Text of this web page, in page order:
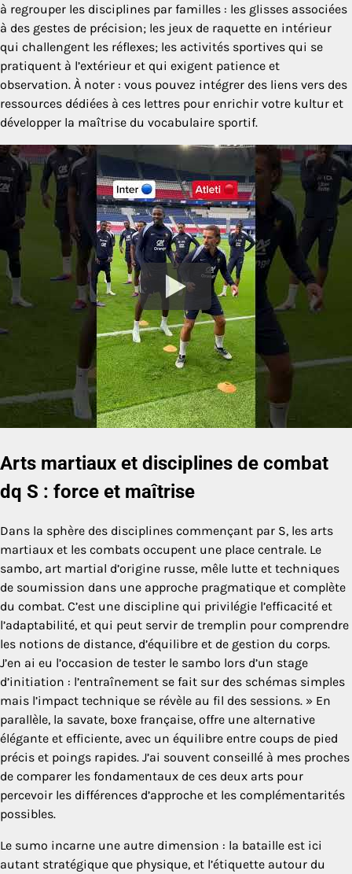
à regrouper les disciplines par familles : les glisses associées
à des gestes de précision; les jeux de raquette en intérieur
qui challengent les réflexes; les activités sportives qui se
pratiquent à l’extérieur et qui exigent patience et
observation. À noter : vous pouvez intégrer des liens vers des
ressources dédiées à ces lettres pour enrichir votre kultur et
développer la maîtrise du vocabulaire sportif.
Arts martiaux et disciplines de combat
dq S : force et maîtrise
Dans la sphère des disciplines commençant par S, les arts
martiaux et les combats occupent une place centrale. Le
sambo, art martial d’origine russe, mêle lutte et techniques
de soumission dans une approche pragmatique et complète
du combat. C’est une discipline qui privilégie l’efficacité et
l’adaptabilité, et qui peut servir de tremplin pour comprendre
les notions de distance, d’équilibre et de gestion du corps.
J’en ai eu l’occasion de tester le sambo lors d’un stage
d’initiation : l’entraînement se fait sur des schémas simples
mais l’impact technique se révèle au fil des sessions. » En
parallèle, la savate, boxe française, offre une alternative
élégante et efficiente, avec un équilibre entre coups de pied
précis et poings rapides. J’ai souvent conseillé à mes proches
de comparer les fondamentaux de ces deux arts pour
percevoir les différences d’approche et les complémentarités
possibles.
Le sumo incarne une autre dimension : la bataille est ici
autant stratégique que physique, et l’étiquette autour du